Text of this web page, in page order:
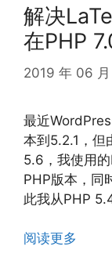
解决
在PHP
2019 年 06 月
最近
本到5.2.1，但
5.6，我使用
PHP版本，同
此我从PHP
阅读更多